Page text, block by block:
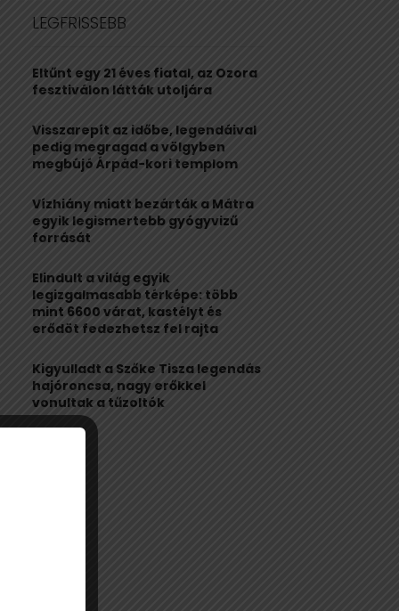
h
o
r
LEGFRISSEBB
Eltűnt egy 21 éves fiatal, az Ozora
fesztiválon látták utoljára
Visszarepít az időbe, legendáival
pedig megragad a völgyben
megbújó Árpád-kori templom
Vízhiány miatt bezárták a Mátra
egyik legismertebb gyógyvizű
forrását
Elindult a világ egyik
legizgalmasabb térképe: több
mint 6600 várat, kastélyt és
erődöt fedezhetsz fel rajta
Kigyulladt a Szőke Tisza legendás
hajóroncsa, nagy erőkkel
vonultak a tűzoltók